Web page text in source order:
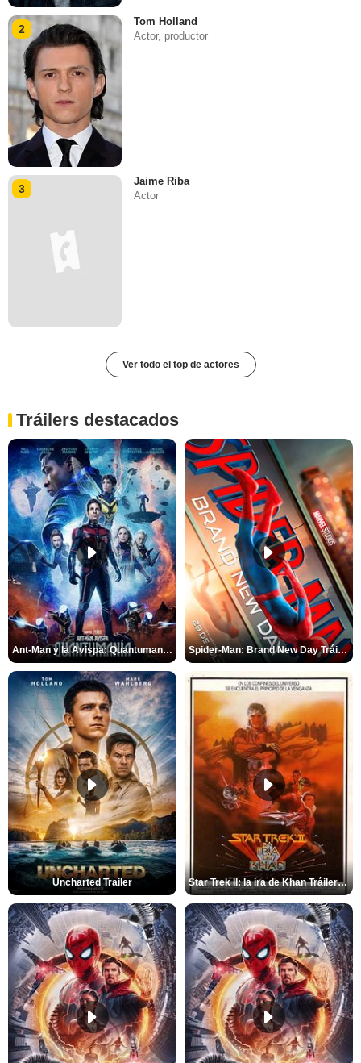
2
Tom Holland
Actor, productor
3
Jaime Riba
Actor
Ver todo el top de actores
Tráilers destacados
Ant-Man y la Avispa: Quantumanía Tráiler (2) Spider-Man: Brand New Day Tráiler (3)
Uncharted Trailer Star Trek II: la ira de Khan Tráiler VO